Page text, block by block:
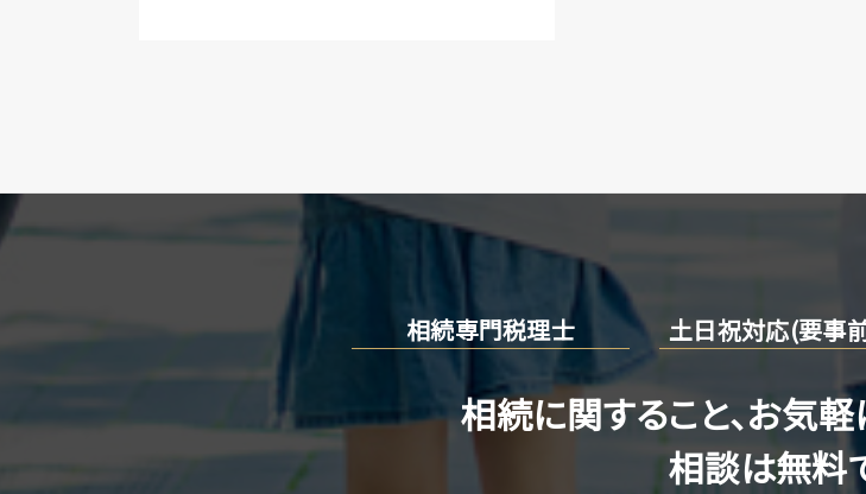
相続専門税理士 土日祝対応(要事
相続に関すること、お気軽
相談は無料